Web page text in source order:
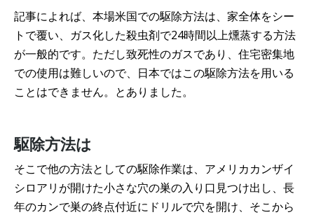
記事によれば、本場米国での駆除方法は、家全体をシー
トで覆い、ガス化した殺虫剤で24時間以上燻蒸する方法
が一般的です。ただし致死性のガスであり、住宅密集地
での使用は難しいので、日本ではこの駆除方法を用いる
ことはできません。とありました。
駆除方法は
そこで他の方法としての駆除作業は、アメリカカンザイ
シロアリが開けた小さな穴の巣の入り口見つけ出し、長
年のカンで巣の終点付近にドリルで穴を開け、そこから